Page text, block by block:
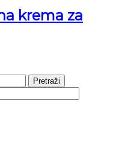
krema za
Pretraži